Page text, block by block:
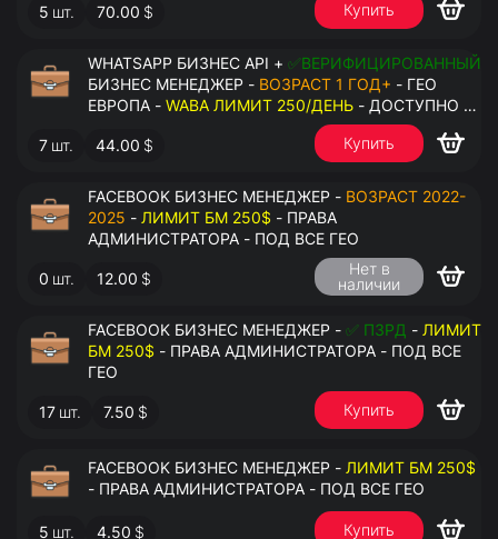
НОМЕРОВ - ПРАВА АДМИНИСТРАТОРА
5 шт. 70.00 $ Купить
WHATSAPP БИЗНЕС API + ✅ВЕРИФИЦИРОВАННЫЙ
БИЗНЕС МЕНЕДЖЕР - ВОЗРАСТ 1 ГОД+ - ГЕО
ЕВРОПА - WABA ЛИМИТ 250/ДЕНЬ - ДОСТУПНО К
ПРИВЯЗКЕ ДО 2 НОМЕРОВ - ПРАВА
АДМИНИСТРАТОРА
7 шт. 44.00 $ Купить
FACEBOOK БИЗНЕС МЕНЕДЖЕР - ВОЗРАСТ 2022-
2025 - ЛИМИТ БМ 250$ - ПРАВА
АДМИНИСТРАТОРА - ПОД ВСЕ ГЕО
0 шт. 12.00 $
Нет в
наличии
FACEBOOK БИЗНЕС МЕНЕДЖЕР - ✅ ПЗРД - ЛИМИТ
БМ 250$ - ПРАВА АДМИНИСТРАТОРА - ПОД ВСЕ
ГЕО
17 шт. 7.50 $ Купить
FACEBOOK БИЗНЕС МЕНЕДЖЕР - ЛИМИТ БМ 250$
- ПРАВА АДМИНИСТРАТОРА - ПОД ВСЕ ГЕО
5 шт. 4.50 $ Купить